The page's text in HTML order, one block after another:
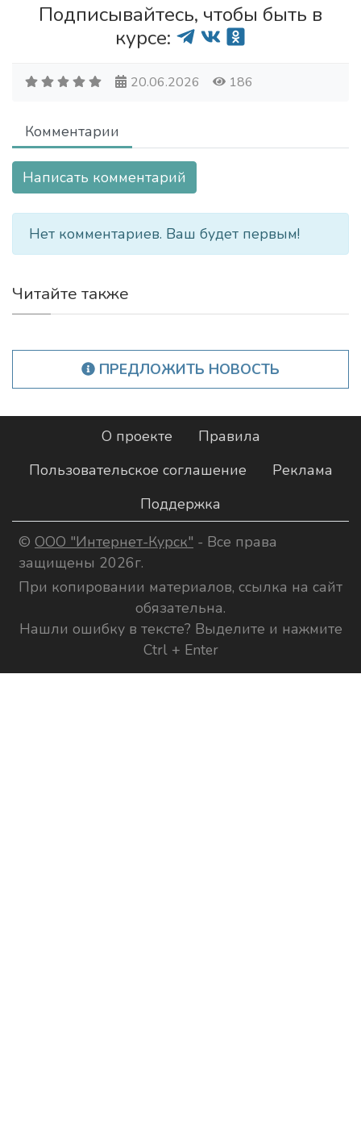
Подписывайтесь, чтобы быть в
курсе:
20.06.2026 186
Комментарии
Написать комментарий
Нет комментариев. Ваш будет первым!
Читайте также
ПРЕДЛОЖИТЬ НОВОСТЬ
О проекте
Правила
Пользовательское соглашение
Реклама
Поддержка
© ООО "Интернет-Курск" - Все права
защищены 2026г.
При копировании материалов, ссылка на сайт
обязательна.
Нашли ошибку в тексте? Выделите и нажмите
Ctrl + Enter